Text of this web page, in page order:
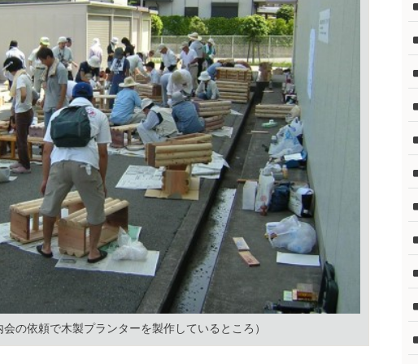
の依頼で木製プランターを製作しているところ）